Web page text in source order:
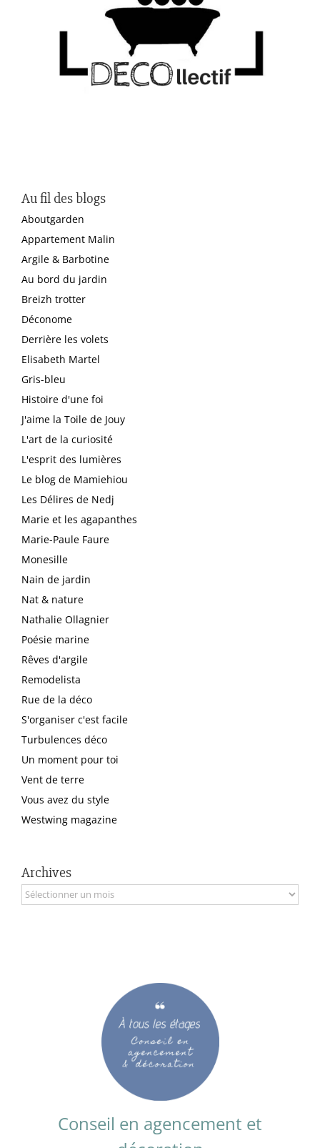
Au fil des blogs
Aboutgarden
Appartement Malin
Argile & Barbotine
Au bord du jardin
Breizh trotter
Déconome
Derrière les volets
Elisabeth Martel
Gris-bleu
Histoire d'une foi
J'aime la Toile de Jouy
L'art de la curiosité
L'esprit des lumières
Le blog de Mamiehiou
Les Délires de Nedj
Marie et les agapanthes
Marie-Paule Faure
Monesille
Nain de jardin
Nat & nature
Nathalie Ollagnier
Poésie marine
Rêves d'argile
Remodelista
Rue de la déco
S'organiser c'est facile
Turbulences déco
Un moment pour toi
Vent de terre
Vous avez du style
Westwing magazine
Archives
Archives
Conseil en agencement et